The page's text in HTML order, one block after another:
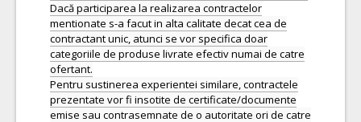
Dacă participarea la realizarea contractelor
mentionate s-a facut in alta calitate decat cea de
contractant unic, atunci se vor specifica doar
categoriile de produse livrate efectiv numai de catre
ofertant.
Pentru sustinerea experientei similare, contractele
prezentate vor fi insotite de certificate/documente
emise sau contrasemnate de o autoritate ori de catre